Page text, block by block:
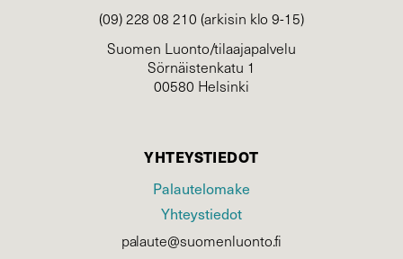
(09) 228 08 210 (arkisin klo 9-15)
Suomen Luonto/tilaajapalvelu
Sörnäistenkatu 1
00580 Helsinki
YHTEYSTIEDOT
Palautelomake
Yhteystiedot
palaute@suomenluonto.fi